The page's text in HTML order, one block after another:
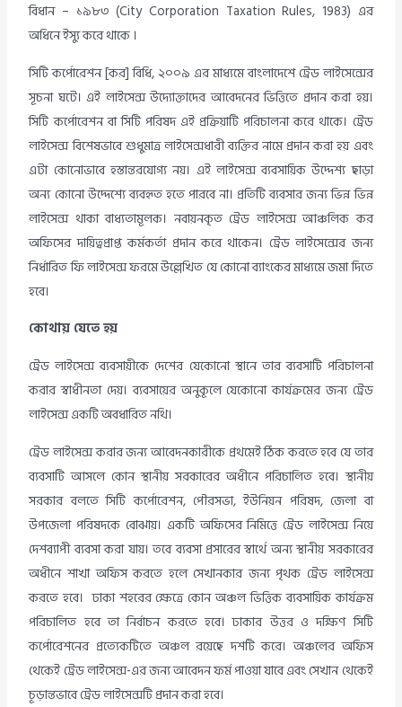
বিধান – ১৯৮৩ (City Corporation Taxation Rules, 1983) এর
অধিনে ইস্যু করে থাকে ।
সিটি কর্পোরেশন [কর] বিধি, ২০০৯ এর মাধ্যমে বাংলাদেশে ট্রেড লাইসেন্সের
সূচনা ঘটে। এই লাইসেন্স উদ্যোক্তাদের আবেদনের ভিত্তিতে প্রদান করা হয়।
সিটি কর্পোরেশন বা সিটি পরিষদ এই প্রক্রিয়াটি পরিচালনা করে থাকে। ট্রেড
লাইসেন্স বিশেষভাবে শুধুমাত্র লাইসেন্সধারী ব্যক্তির নামে প্রদান করা হয় এবং
এটা কোনোভাবে হস্তান্তরযোগ্য নয়। এই লাইসেন্স ব্যবসায়িক উদ্দেশ্য ছাড়া
অন্য কোনো উদ্দেশ্যে ব্যবহৃত হতে পারবে না। প্রতিটি ব্যবসার জন্য ভিন্ন ভিন্ন
লাইসেন্স থাকা বাধ্যতামূলক। নবায়নকৃত ট্রেড লাইসেন্স আঞ্চলিক কর
অফিসের দায়িত্বপ্রাপ্ত কর্মকর্তা প্রদান করে থাকেন। ট্রেড লাইসেন্সের জন্য
নির্ধারিত ফি লাইসেন্স ফরমে উল্লেখিত যে কোনো ব্যাংকের মাধ্যমে জমা দিতে
হবে।
কোথায় যেতে হয়
ট্রেড লাইসেন্স ব্যবসায়ীকে দেশের যেকোনো স্থানে তার ব্যবসাটি পরিচালনা
করার স্বাধীনতা দেয়। ব্যবসায়ের অনুকূলে যেকোনো কার্যক্রমের জন্য ট্রেড
লাইসেন্স একটি অবধারিত নথি।
ট্রেড লাইসেন্স করার জন্য আবেদনকারীকে প্রথমেই ঠিক করতে হবে যে তার
ব্যবসাটি আসলে কোন স্থানীয় সরকারের অধীনে পরিচালিত হবে। স্থানীয়
সরকার বলতে সিটি কর্পোরেশন, পৌরসভা, ইউনিয়ন পরিষদ, জেলা বা
উপজেলা পরিষদকে বোঝায়। একটি অফিসের নিমিত্তে ট্রেড লাইসেন্স নিয়ে
দেশব্যাপী ব্যবসা করা যায়। তবে ব্যবসা প্রসারের স্বার্থে অন্য স্থানীয় সরকারের
অধীনে শাখা অফিস করতে হলে সেখানকার জন্য পৃথক ট্রেড লাইসেন্স
করতে হবে। ঢাকা শহরের ক্ষেত্রে কোন অঞ্চল ভিত্তিক ব্যবসায়িক কার্যক্রম
পরিচালিত হবে তা নির্বাচন করতে হবে। ঢাকার উত্তর ও দক্ষিণ সিটি
কর্পোরেশনের প্রত্যেকটিতে অঞ্চল রয়েছে দশটি করে। অঞ্চলের অফিস
থেকেই ট্রেড লাইসেন্স-এর জন্য আবেদন ফর্ম পাওয়া যাবে এবং সেখান থেকেই
চূড়ান্তভাবে ট্রেড লাইসেন্সটি প্রদান করা হবে।